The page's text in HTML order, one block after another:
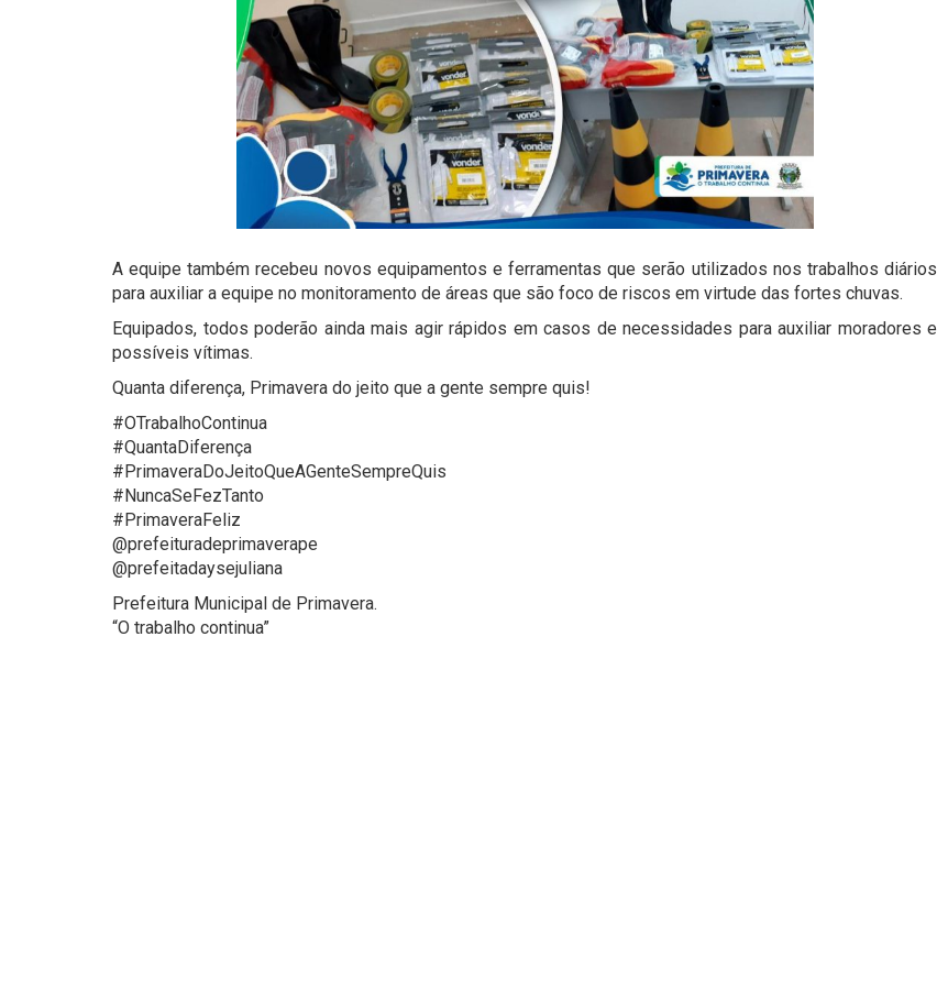
A equipe também recebeu novos equipamentos e ferramentas que serão utilizados nos trabalhos diários
para auxiliar a equipe no monitoramento de áreas que são foco de riscos em virtude das fortes chuvas.
Equipados, todos poderão ainda mais agir rápidos em casos de necessidades para auxiliar moradores e
possíveis vítimas.
Quanta diferença, Primavera do jeito que a gente sempre quis!
#OTrabalhoContinua
#QuantaDiferença
#PrimaveraDoJeitoQueAGenteSempreQuis
#NuncaSeFezTanto
#PrimaveraFeliz
@prefeituradeprimaverape
@prefeitadaysejuliana
Prefeitura Municipal de Primavera.
“O trabalho continua”